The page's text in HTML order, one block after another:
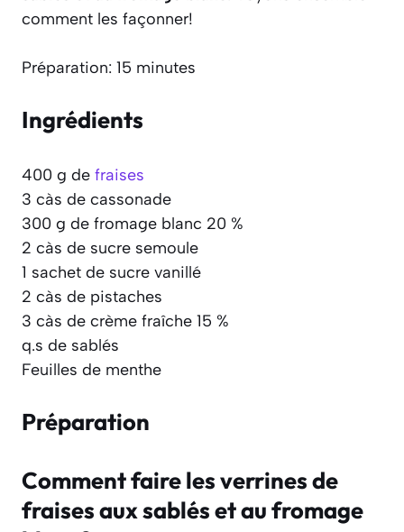
comment les façonner!
Préparation: 15 minutes
Ingrédients
400 g de fraises
3 càs de cassonade
300 g de fromage blanc 20 %
2 càs de sucre semoule
1 sachet de sucre vanillé
2 càs de pistaches
3 càs de crème fraîche 15 %
q.s de sablés
Feuilles de menthe
Préparation
Comment faire les verrines de
fraises aux sablés et au fromage